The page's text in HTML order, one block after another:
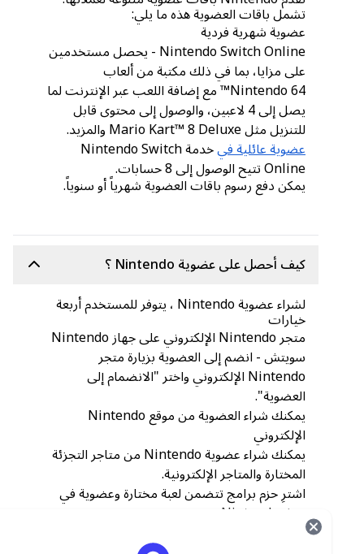
تشمل باقات العضوية هذه ما يلي:
عضوية شهرية فردية
Nintendo Switch Online - يحصل مستخدمين
على مزايا، بما في ذلك مكتبة من ألعاب
Nintendo 64™ مع إضافة اللعب عبر الإنترنت لما
يصل إلى 4 لاعبين، والوصول إلى محتوى قابل
للتنزيل مثل Mario Kart™ 8 Deluxe والمزيد.
عضوية عائلية في خدمة Nintendo Switch
Online تتيح الوصول إلى 8 حسابات.
يمكن دفع رسوم باقات العضوية شهرياً أو سنوياً.
كيف أحصل على عضوية Nintendo ؟
لشراء عضوية Nintendo ، يتوفر للمستخدم أربعة
خيارات
متجر Nintendo الإلكتروني على جهاز Nintendo
سويتش - انضم إلى العضوية بزيارة متجر
Nintendo الإلكتروني واختر "الانضمام إلى
العضوية".
يمكنك شراء العضوية من موقع Nintendo
الإلكتروني
يمكنك شراء عضوية Nintendo من متاجر التجزئة
المختارة والمتاجر الإلكترونية.
اشترِ حزم برامج تتضمن لعبة مختارة وعضوية في
جهاز Nintendo سويتش